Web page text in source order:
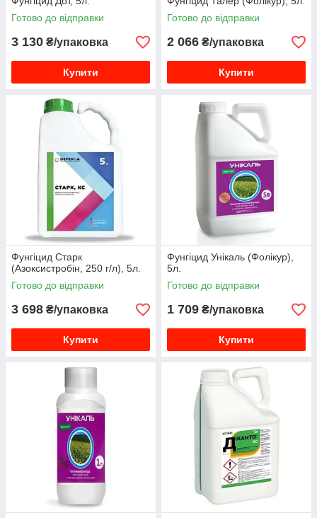
Готово до відправки
3 130 ₴/упаковка
Купити
Готово до відправки
2 066 ₴/упаковка
Купити
Фунгіцид Старк
(Азоксистробін, 250 г/л), 5л.
Готово до відправки
3 698 ₴/упаковка
Купити
Фунгіцид Унікаль (Фолікур),
5л.
Готово до відправки
1 709 ₴/упаковка
Купити